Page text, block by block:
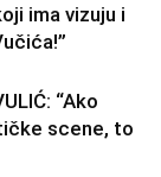
ima vizuju i
“Ako
scene, to